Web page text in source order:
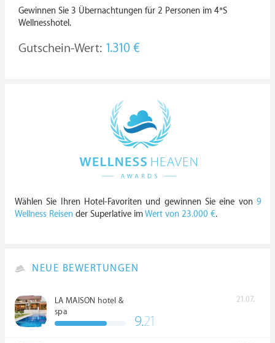
Gewinnen Sie 3 Übernachtungen für 2 Personen im 4*S
Wellnesshotel.
Gutschein-Wert: 1.310 €
Wählen Sie Ihren Hotel-Favoriten und gewinnen Sie eine von 9
Wellness Reisen der Superlative imWert von 23.000 €.
NEUE BEWERTUNGEN
LA MAISON hotel &
spa
21.07.
9.21